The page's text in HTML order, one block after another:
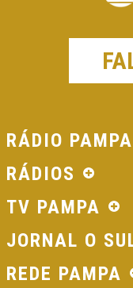
RÁDIO PAMPA
RÁDIOS
TV PAMPA
JORNAL O
REDE PAMPA